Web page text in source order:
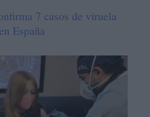
7 casos de viruela
España